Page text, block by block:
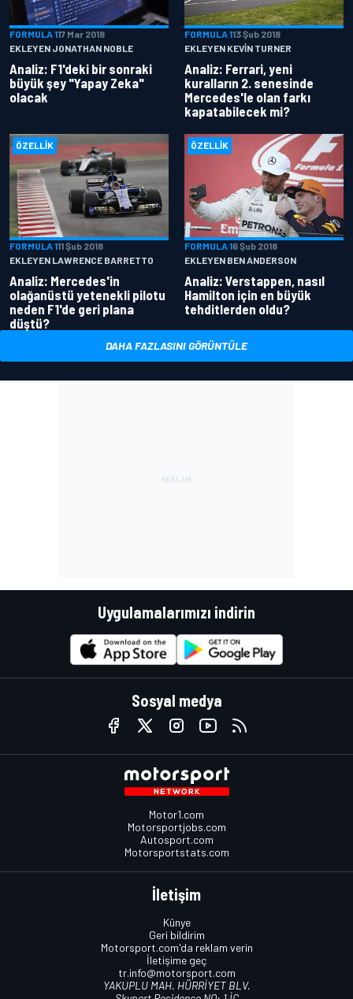
FORMULA 117 Mar 2018
EKLEYEN JONATHAN NOBLE
Analiz: F1'deki bir sonraki
büyük şey "Yapay Zeka"
olacak
FORMULA 113 Şub 2018
EKLEYEN KEVIN TURNER
Analiz: Ferrari, yeni
kuralların 2. senesinde
Mercedes'le olan farkı
kapatabilecek mi?
ÖZELLIK
FORMULA 111 Şub 2018
EKLEYEN LAWRENCE BARRETTO
Analiz: Mercedes'in
olağanüstü yetenekli pilotu
neden F1'de geri plana
düştü?
ÖZELLIK
FORMULA 16 Şub 2018
EKLEYEN BEN ANDERSON
Analiz: Verstappen, nasıl
Hamilton için en büyük
tehditlerden oldu?
DAHA FAZLASINI GÖRÜNTÜLE
Uygulamalarımızı indirin
Sosyal medya
Motor1.com
Motorsportjobs.com
Autosport.com
Motorsportstats.com
İletişim
Künye
Geri bildirim
Motorsport.com'da reklam verin
İletişime geç
tr.info@motorsport.com
YAKUPLU MAH. HÜRRİYET BLV.